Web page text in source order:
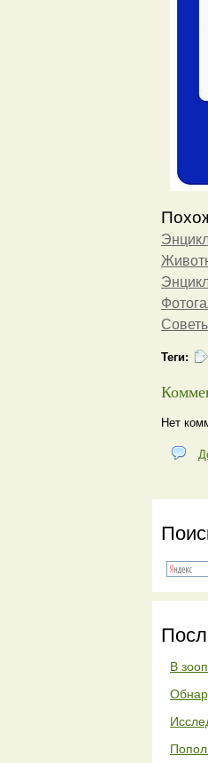
Теги:
Нет
В